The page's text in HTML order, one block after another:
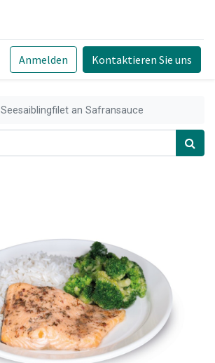
Anmelden Kontaktieren Sie uns
Seesaiblingfilet an Safransauce